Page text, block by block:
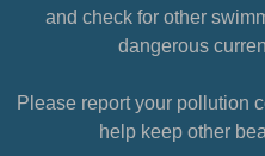
and check for other
dangerous
Please report your pollution
help keep other